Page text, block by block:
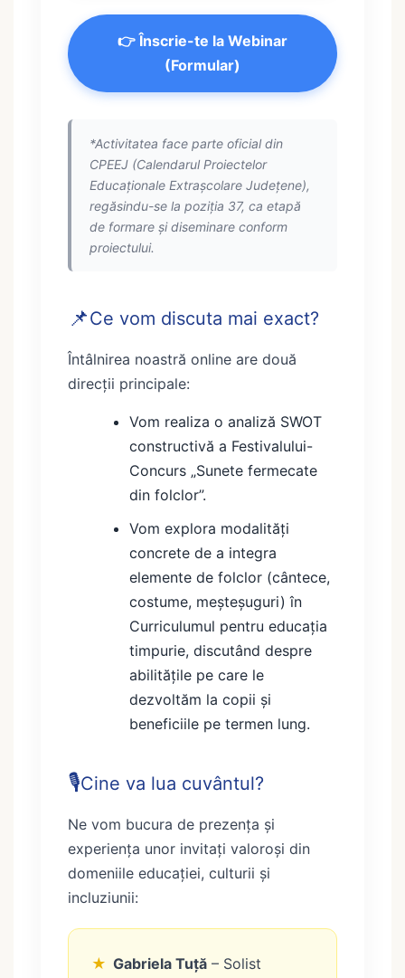
👉 Înscrie-te la Webinar
(Formular)
*Activitatea face parte oficial din
CPEEJ (Calendarul Proiectelor
Educaționale Extrașcolare Județene),
regăsindu-se la poziția 37, ca etapă
de formare și diseminare conform
proiectului.
📌Ce vom discuta mai exact?
Întâlnirea noastră online are două
direcții principale:
Vom realiza o analiză SWOT
constructivă a Festivalului-
Concurs „Sunete fermecate
din folclor”.
Vom explora modalități
concrete de a integra
elemente de folclor (cântece,
costume, meșteșuguri) în
Curriculumul pentru educația
timpurie, discutând despre
abilitățile pe care le
dezvoltăm la copii și
beneficiile pe termen lung.
🎙️Cine va lua cuvântul?
Ne vom bucura de prezența și
experiența unor invitați valoroși din
domeniile educației, culturii și
incluziunii:
★ Gabriela Tuță – Solist